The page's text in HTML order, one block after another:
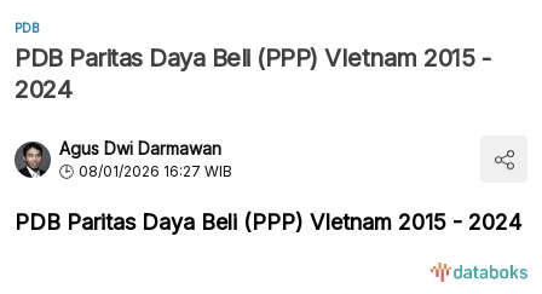
PDB
PDB Paritas Daya Beli (PPP) VIetnam 2015 -
2024
Agus Dwi Darmawan
08/01/2026 16:27 WIB
PDB Paritas Daya Beli (PPP) VIetnam 2015 - 2024